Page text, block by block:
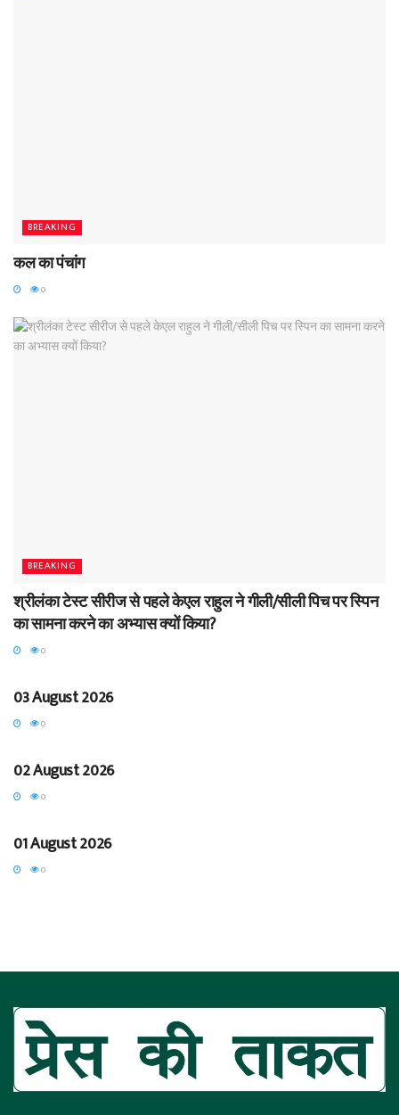
BREAKING
कल का पंचांग
0
BREAKING
श्रीलंका टेस्ट सीरीज से पहले केएल राहुल ने गीली/सीली पिच पर स्पिन
का सामना करने का अभ्यास क्यों किया?
0
03 August 2026
0
02 August 2026
0
01 August 2026
0